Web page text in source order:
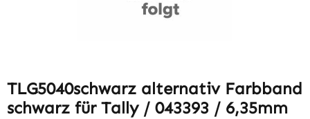
TLG5040schwarz alternativ Farbband
schwarz für Tally / 043393 / 6,35mm